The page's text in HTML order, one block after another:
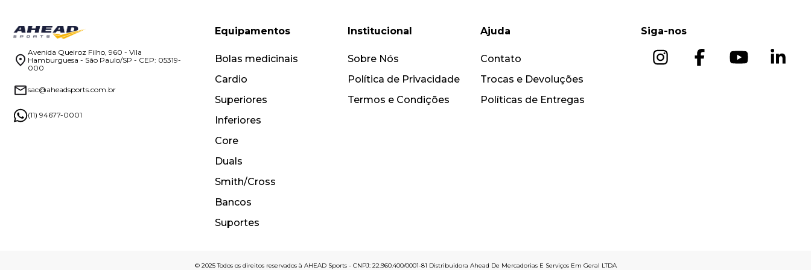
Avenida Queiroz Filho, 960 - Vila
Hamburguesa - São Paulo/SP - CEP: 05319-
000
sac@aheadsports.com.br
(11) 94677-0001
Equipamentos
Bolas medicinais
Cardio
Superiores
Inferiores
Core
Duals
Smith/Cross
Bancos
Suportes
Institucional
Sobre Nós
Política de Privacidade
Termos e Condições
Ajuda
Contato
Trocas e Devoluções
Políticas de Entregas
Siga-nos
© 2025 Todos os direitos reservados à AHEAD Sports - CNPJ: 22.960.400/0001-81 Distribuidora Ahead De Mercadorias E Serviços Em Geral LTDA